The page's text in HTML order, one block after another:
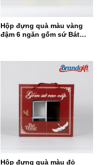
Hộp đựng quà màu vàng
đậm 6 ngăn gốm sứ Bát
Hộp đựng quà màu đỏ